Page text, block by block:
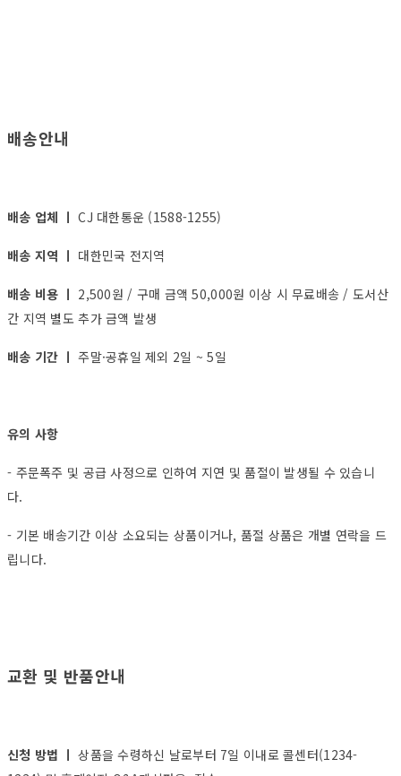
배송안내
배송 업체 ㅣCJ 대한통운 (1588-1255)
배송 지역 ㅣ 대한민국 전지역
배송 비용 ㅣ 2,500원 / 구매 금액 50,000원 이상 시 무료배송 / 도서산
간 지역 별도 추가 금액 발생
배송 기간 ㅣ주말·공휴일 제외 2일 ~ 5일
유의 사항
- 주문폭주 및 공급 사정으로 인하여 지연 및 품절이 발생될 수 있습니
다.
- 기본 배송기간 이상 소요되는 상품이거나, 품절 상품은 개별 연락을 드
립니다.
교환 및 반품안내
신청 방법 ㅣ상품을 수령하신 날로부터 7일 이내로 콜센터(1234-